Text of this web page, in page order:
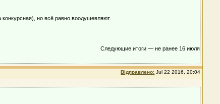
но всё равно воодушевляют.
Следующие итоги — не ранее 16 июля
Відправлено: Jul 22 2016, 20:04